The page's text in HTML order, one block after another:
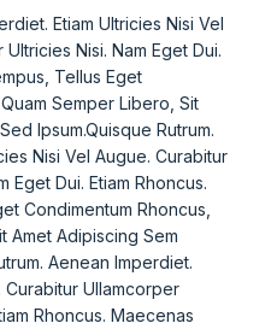
Etiam Ultricies Nisi Vel
Nisi. Nam Eget Dui.
Tellus Eget
Semper Libero, Sit
Ipsum.Quisque Rutrum.
Nisi Vel Augue. Curabitur
Eget Dui. Etiam Rhoncus.
Condimentum Rhoncus,
Amet Adipiscing Sem
Aenean Imperdiet.
Curabitur Ullamcorper
Rhoncus. Maecenas